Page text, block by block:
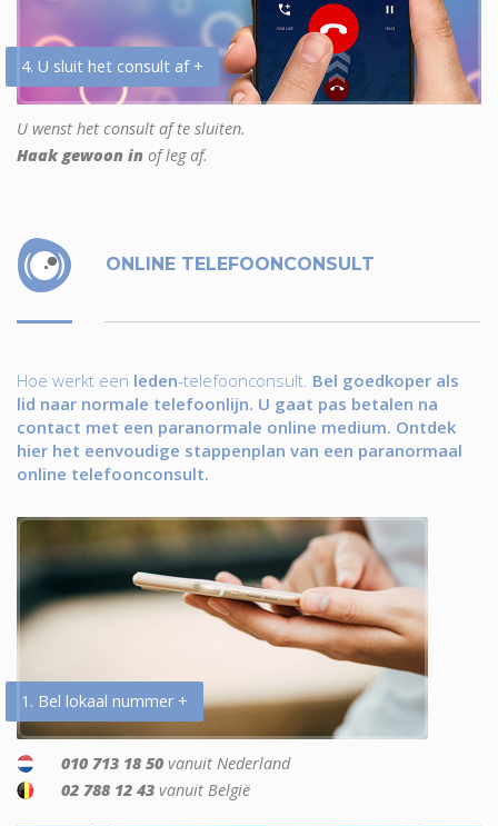
4. U sluit het consult af +
U wenst het consult af te sluiten.
Haak gewoon in of leg af.
ONLINE TELEFOONCONSULT
Hoe werkt een leden-telefoonconsult. Bel goedkoper als
lid naar normale telefoonlijn. U gaat pas betalen na
contact met een paranormale online medium. Ontdek
hier het eenvoudige stappenplan van een paranormaal
online telefoonconsult.
1. Bel lokaal nummer +
010 713 18 50 vanuit Nederland
02 788 12 43 vanuit België